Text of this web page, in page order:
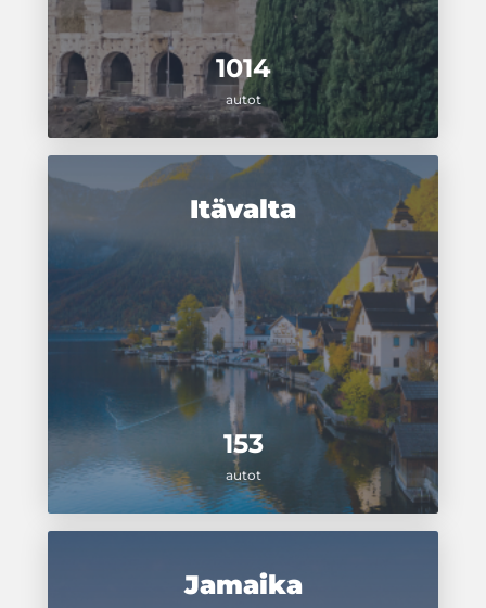
1014
autot
153
autot
Itävalta
Jamaika